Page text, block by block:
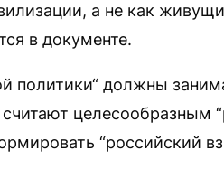
а не как
в документе.
политики“ должны
целесообразным
“российский